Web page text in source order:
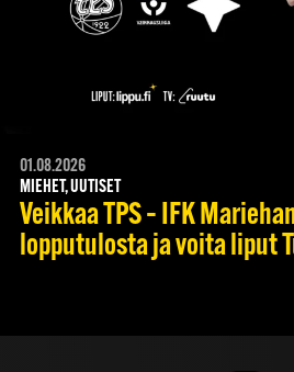
01.08.2026
MIEHET, UUTISET
Veikkaa TPS – IFK
lopputulosta ja voita liput